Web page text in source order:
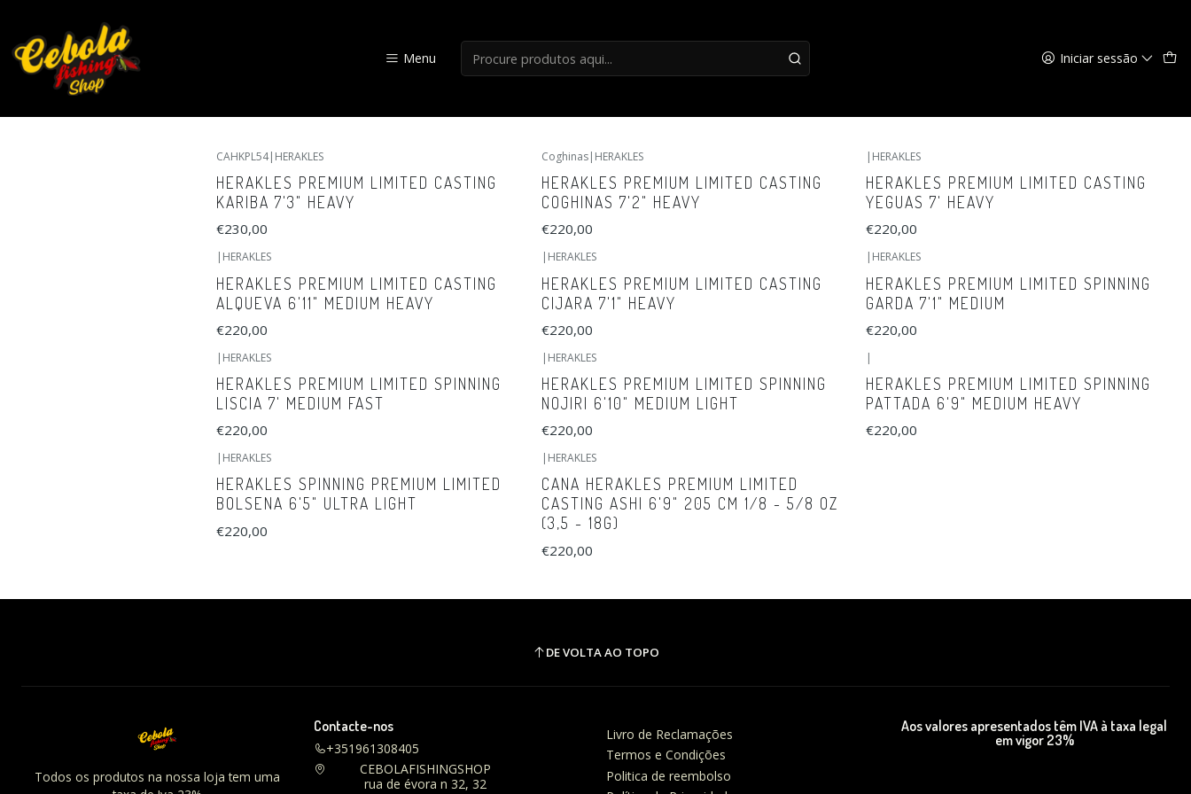
Menu Iniciar sessão
HERAKLES PREMIUM
CAHKPL54| HERAKLES
HERAKLES PREMIUM LIMITED CASTING
KARIBA 7'3" HEAVY
€230,00
Coghinas| HERAKLES
HERAKLES PREMIUM LIMITED CASTING
COGHINAS 7'2" HEAVY
€220,00
| HERAKLES
HERAKLES PREMIUM LIMITED CASTING
YEGUAS 7' HEAVY
€220,00
| HERAKLES
HERAKLES PREMIUM LIMITED CASTING
ALQUEVA 6'11" MEDIUM HEAVY
€220,00
| HERAKLES
HERAKLES PREMIUM LIMITED CASTING
CIJARA 7'1" HEAVY
€220,00
| HERAKLES
HERAKLES PREMIUM LIMITED SPINNING
GARDA 7'1" MEDIUM
€220,00
| HERAKLES
HERAKLES PREMIUM LIMITED SPINNING
LISCIA 7' MEDIUM FAST
€220,00
| HERAKLES
HERAKLES PREMIUM LIMITED SPINNING
NOJIRI 6'10" MEDIUM LIGHT
€220,00
|
HERAKLES PREMIUM LIMITED SPINNING
PATTADA 6'9" MEDIUM HEAVY
€220,00
| HERAKLES
HERAKLES SPINNING PREMIUM LIMITED
BOLSENA 6'5" ULTRA LIGHT
€220,00
| HERAKLES
CANA HERAKLES PREMIUM LIMITED
CASTING ASHI 6'9" 205 CM 1/8 - 5/8 OZ
(3,5 - 18G)
€220,00
DE VOLTA AO TOPO
Todos os produtos na nossa loja tem uma
Contacte-nos
+351961308405
CEBOLAFISHINGSHOP
rua de évora n 32, 32
Livro de Reclamações
Termos e Condições
Politica de reembolso
Aos valores apresentados têm IVA à taxa legal
em vigor 23%